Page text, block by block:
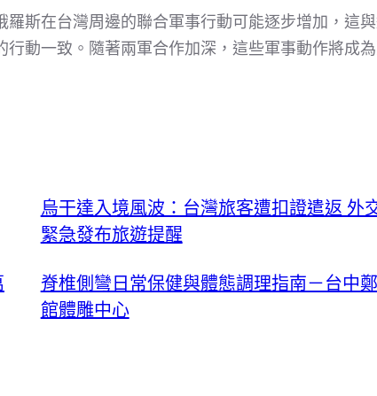
羅斯在台灣周邊的聯合軍事行動可能逐步增加，這
行動一致。隨著兩軍合作加深，這些軍事動作將成
烏干達入境風波：台灣旅客遭扣證遣返 外
緊急發布旅遊提醒
脊椎側彎日常保健與體態調理指南－台中
館體雕中心